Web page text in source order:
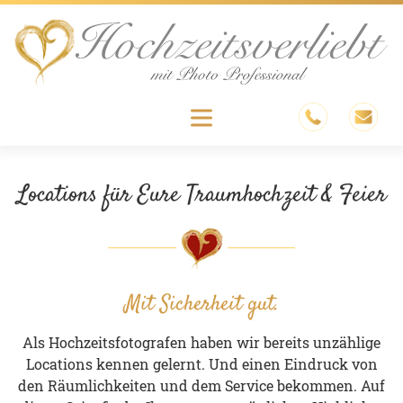
Skip
content
Menu
Locations für Eure Traumhochzeit & Feier
Mit Sicherheit gut.
Als Hochzeitsfotografen haben wir bereits unzählige
Locations kennen gelernt. Und einen Eindruck von
den Räumlichkeiten und dem Service bekommen. Auf